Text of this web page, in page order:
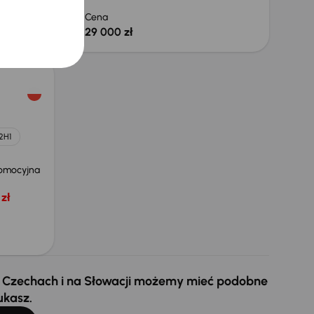
Cena
29 000 zł
i na Słowacji możemy mieć podobne